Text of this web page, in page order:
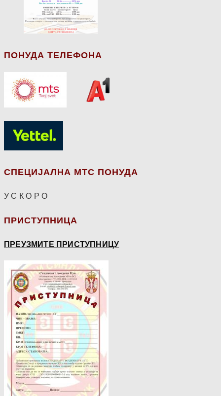
ПОНУДА ТЕЛЕФОНА
СПЕЦИЈАЛНА МТС ПОНУДА
У С К О Р О
ПРИСТУПНИЦА
ПРЕУЗМИТЕ ПРИСТУПНИЦУ